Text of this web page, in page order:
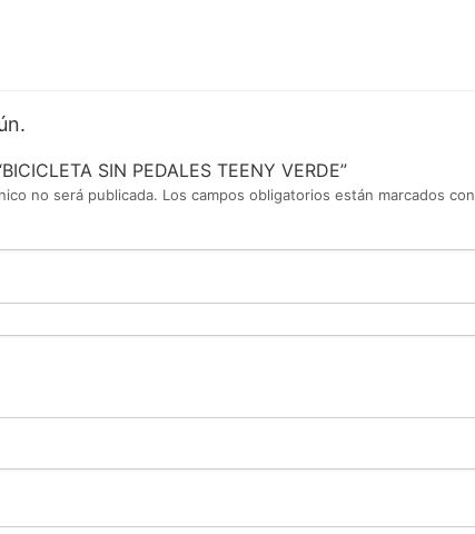
SIN PEDALES TEENY VERDE”
no será publicada. Los campos obligatorios están marcados con